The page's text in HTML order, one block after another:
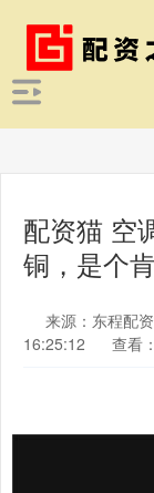
配资猫 空
铜，是个
来源：东程配
16:25:12
查看